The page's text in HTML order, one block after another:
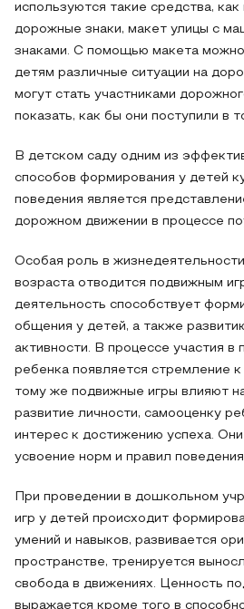
используются такие средства, как
дорожные знаки, макет улицы с
знаками. С помощью макета можно
детям различные ситуации на
могут стать участниками
показать, как бы они поступили в
В детском саду одним из
способов формирования у детей
поведения является
дорожном движении в процессе
Особая роль в
возраста отводится подвижным
деятельность способствует
общения у детей, а также
активности. В процессе участия в
ребенка появляется стремление
тому же подвижные игры влияют
развитие личности, самооценку
интерес к достижению успеха.
усвоение норм и правил
При проведении в дошкольном
игр у детей происходит
умений и навыков, развивается
пространстве, тренируется
свобода в движениях. Ценность
выражается кроме того в